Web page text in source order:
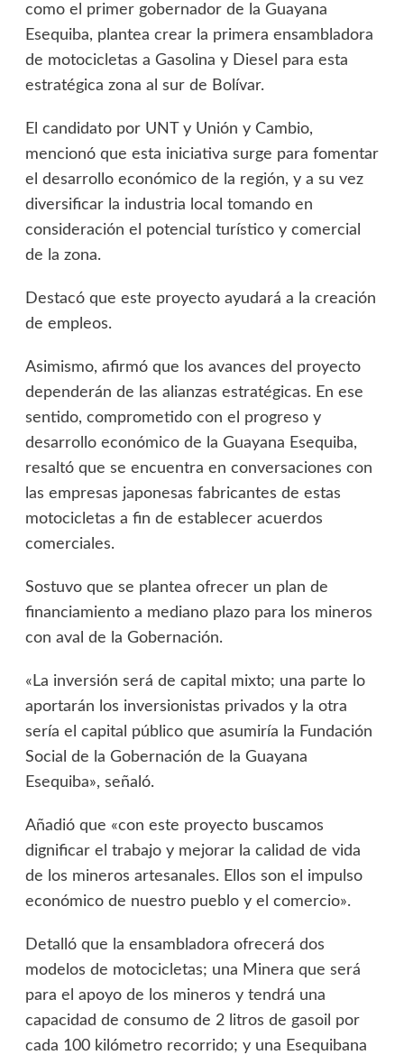
como el primer gobernador de la Guayana
Esequiba, plantea crear la primera ensambladora
de motocicletas a Gasolina y Diesel para esta
estratégica zona al sur de Bolívar.
El candidato por UNT y Unión y Cambio,
mencionó que esta iniciativa surge para fomentar
el desarrollo económico de la región, y a su vez
diversificar la industria local tomando en
consideración el potencial turístico y comercial
de la zona.
Destacó que este proyecto ayudará a la creación
de empleos.
Asimismo, afirmó que los avances del proyecto
dependerán de las alianzas estratégicas. En ese
sentido, comprometido con el progreso y
desarrollo económico de la Guayana Esequiba,
resaltó que se encuentra en conversaciones con
las empresas japonesas fabricantes de estas
motocicletas a fin de establecer acuerdos
comerciales.
Sostuvo que se plantea ofrecer un plan de
financiamiento a mediano plazo para los mineros
con aval de la Gobernación.
«La inversión será de capital mixto; una parte lo
aportarán los inversionistas privados y la otra
sería el capital público que asumiría la Fundación
Social de la Gobernación de la Guayana
Esequiba», señaló.
Añadió que «con este proyecto buscamos
dignificar el trabajo y mejorar la calidad de vida
de los mineros artesanales. Ellos son el impulso
económico de nuestro pueblo y el comercio».
Detalló que la ensambladora ofrecerá dos
modelos de motocicletas; una Minera que será
para el apoyo de los mineros y tendrá una
capacidad de consumo de 2 litros de gasoil por
cada 100 kilómetro recorrido; y una Esequibana